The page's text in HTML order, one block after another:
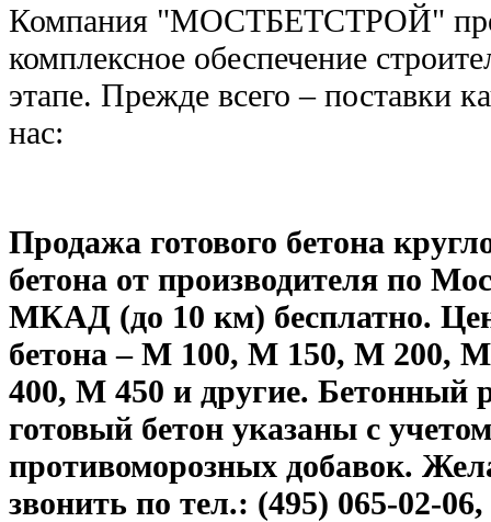
Компания "МОСТБЕТСТРОЙ"
комплексное обеспечение
этапе. Прежде всего – поставки
нас:
Продажа готового бетона
бетона от производителя по
МКАД (до 10 км) бесплатно.
бетона – М 100, М 150, М 200,
400, М 450 и другие. Бетонный
готовый бетон указаны с
противоморозных добавок.
звонить по тел.: (495) 065-02-